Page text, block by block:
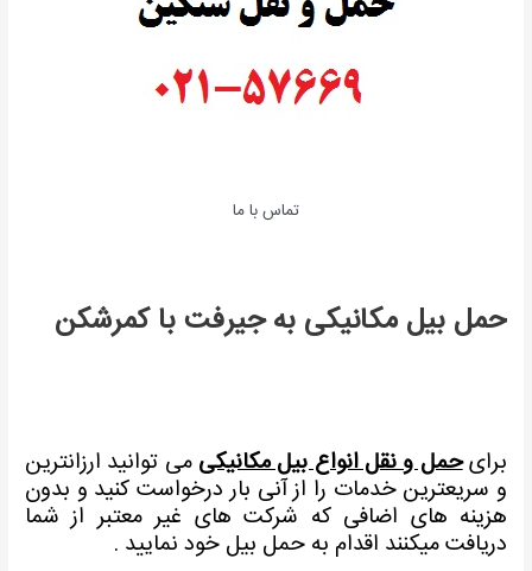
تماس با ما
حمل بیل مکانیکی به جیرفت با کمرشکن
برایحمل و نقل انواع بیل مکانیکی می توانید ارزانترین
و سریعترین خدمات را از آنی بار درخواست کنید و بدون
هزینه های اضافی که شرکت های غیر معتبر از شما
دریافت میکنند اقدام به حمل بیل خود نمایید .